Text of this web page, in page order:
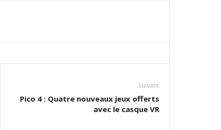
Suivant
Pico 4 : Quatre nouveaux jeux offerts
avec le casque VR